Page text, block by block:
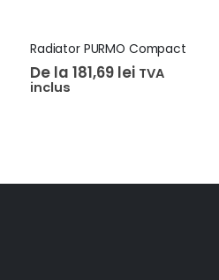
Radiator PURMO Compact
De la 181,69 lei TVA
inclus